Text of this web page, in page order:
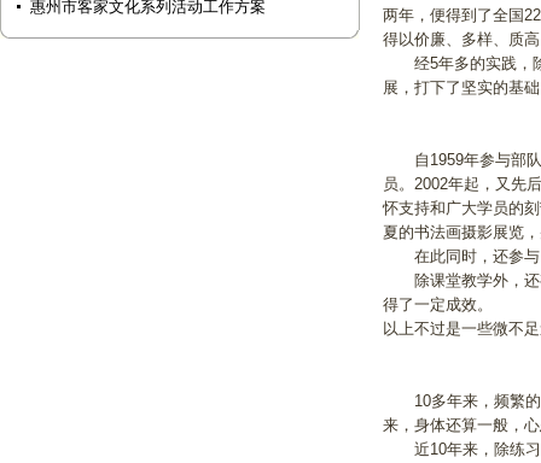
惠州市客家文化系列活动工作方案
两年，便得到了全国
得以价廉、多样、质
经5年多的实践，除
展，打下了坚实的基
自1959年参与部队
员。2002年起，又先
怀支持和广大学员的
夏的书法画摄影展览
在此同时，还参与
除课堂教学外，还
得了一定成效。
以上不过是一些微不
10多年来，频繁的
来，身体还算一般，
近10年来，除练习